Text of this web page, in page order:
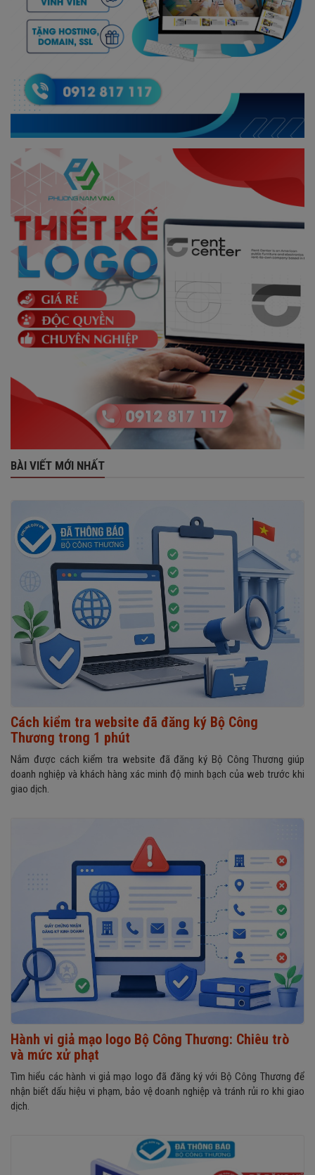
BÀI VIẾT MỚI NHẤT
Cách kiểm tra website đã đăng ký Bộ Công
Thương trong 1 phút
Nắm được cách kiểm tra website đã đăng ký Bộ Công Thương giúp
doanh nghiệp và khách hàng xác minh độ minh bạch của web trước khi
giao dịch.
Hành vi giả mạo logo Bộ Công Thương: Chiêu trò
và mức xử phạt
Tìm hiểu các hành vi giả mạo logo đã đăng ký với Bộ Công Thương để
nhận biết dấu hiệu vi phạm, bảo vệ doanh nghiệp và tránh rủi ro khi giao
dịch.